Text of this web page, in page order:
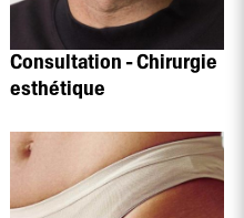
Consultation - Chirurgie
esthétique